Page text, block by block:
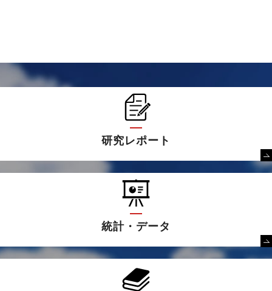
研究レポート
統計・データ